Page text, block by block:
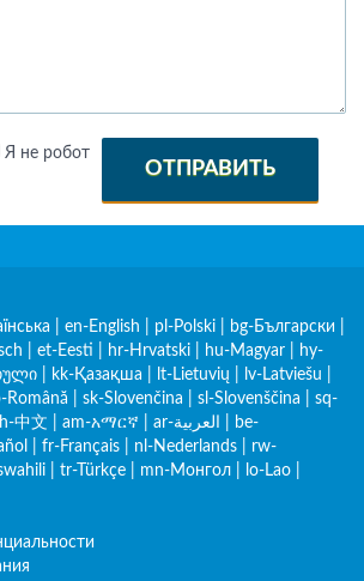
Я не робот
ОТПРАВИТЬ
en-English pl-Polski bg-Български
et-Eesti hr-Hrvatski hu-Magyar
hy-
kk-Қазақша lt-Lietuvių lv-Latviešu
Română sk-Slovenčina sl-Slovenščina
sq-
中文 am-አማርኛ ar-العربية
be-
fr-Français nl-Nederlands
rw-
tr-Türkçe mn-Монгол lo-Lao